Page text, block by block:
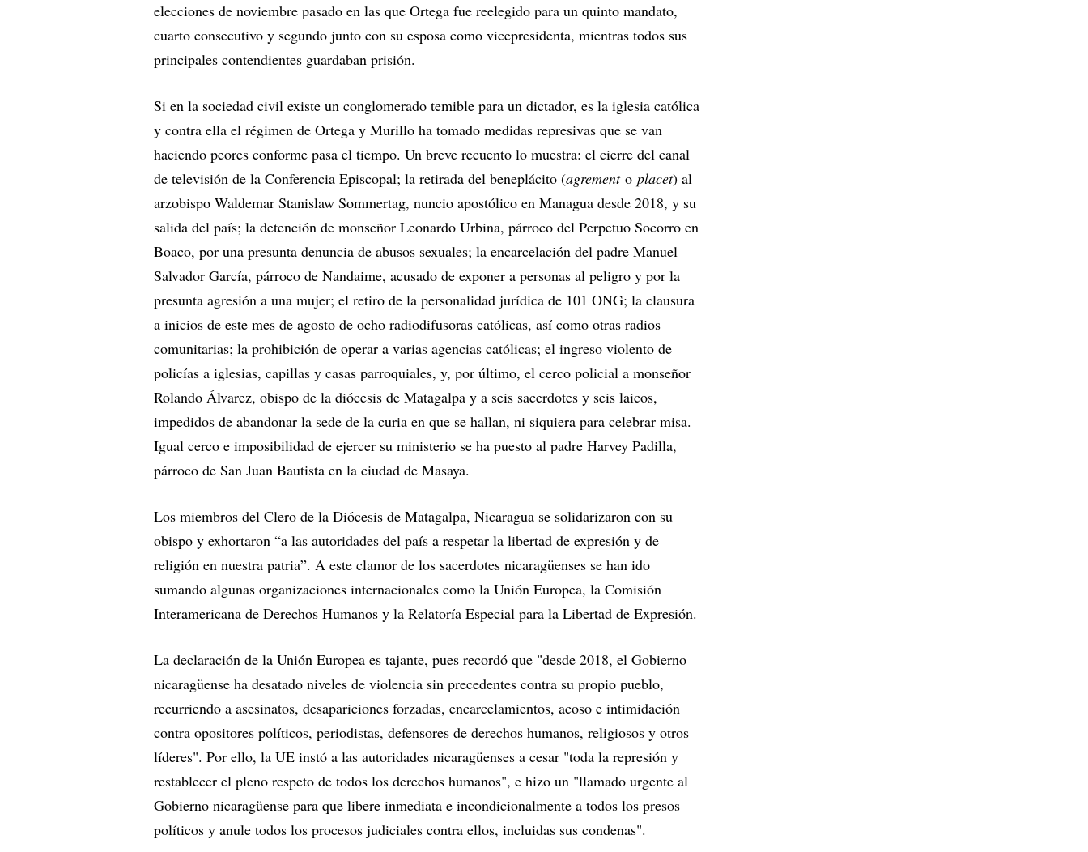
elecciones de noviembre pasado en las que Ortega fue reelegido para un quinto mandato,
cuarto consecutivo y segundo junto con su esposa como vicepresidenta, mientras todos sus
principales contendientes guardaban prisión.
Si en la sociedad civil existe un conglomerado temible para un dictador, es la iglesia católica
y contra ella el régimen de Ortega y Murillo ha tomado medidas represivas que se van
haciendo peores conforme pasa el tiempo. Un breve recuento lo muestra: el cierre del canal
de televisión de la Conferencia Episcopal; la retirada del beneplácito (agrement o placet) al
arzobispo Waldemar Stanislaw Sommertag, nuncio apostólico en Managua desde 2018, y su
salida del país; la detención de monseñor Leonardo Urbina, párroco del Perpetuo Socorro en
Boaco, por una presunta denuncia de abusos sexuales; la encarcelación del padre Manuel
Salvador García, párroco de Nandaime, acusado de exponer a personas al peligro y por la
presunta agresión a una mujer; el retiro de la personalidad jurídica de 101 ONG; la clausura
a inicios de este mes de agosto de ocho radiodifusoras católicas, así como otras radios
comunitarias; la prohibición de operar a varias agencias católicas; el ingreso violento de
policías a iglesias, capillas y casas parroquiales, y, por último, el cerco policial a monseñor
Rolando Álvarez, obispo de la diócesis de Matagalpa y a seis sacerdotes y seis laicos,
impedidos de abandonar la sede de la curia en que se hallan, ni siquiera para celebrar misa.
Igual cerco e imposibilidad de ejercer su ministerio se ha puesto al padre Harvey Padilla,
párroco de San Juan Bautista en la ciudad de Masaya.
Los miembros del Clero de la Diócesis de Matagalpa, Nicaragua se solidarizaron con su
obispo y exhortaron “a las autoridades del país a respetar la libertad de expresión y de
religión en nuestra patria”. A este clamor de los sacerdotes nicaragüenses se han ido
sumando algunas organizaciones internacionales como la Unión Europea, la Comisión
Interamericana de Derechos Humanos y la Relatoría Especial para la Libertad de Expresión.
La declaración de la Unión Europea es tajante, pues recordó que "desde 2018, el Gobierno
nicaragüense ha desatado niveles de violencia sin precedentes contra su propio pueblo,
recurriendo a asesinatos, desapariciones forzadas, encarcelamientos, acoso e intimidación
contra opositores políticos, periodistas, defensores de derechos humanos, religiosos y otros
líderes". Por ello, la UE instó a las autoridades nicaragüenses a cesar "toda la represión y
restablecer el pleno respeto de todos los derechos humanos", e hizo un "llamado urgente al
Gobierno nicaragüense para que libere inmediata e incondicionalmente a todos los presos
políticos y anule todos los procesos judiciales contra ellos, incluidas sus condenas".